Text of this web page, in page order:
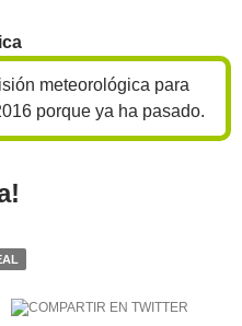
meteorológica para
porque ya ha pasado.